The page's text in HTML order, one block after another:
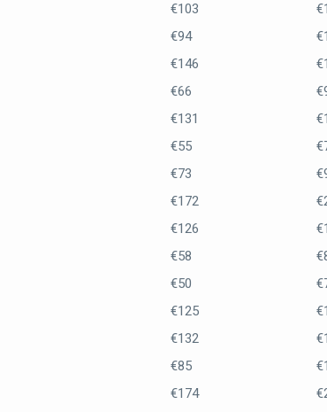
€103
€94
€146
€66
€131
€55
€73
€172
€126
€58
€50
€125
€132
€85
€174